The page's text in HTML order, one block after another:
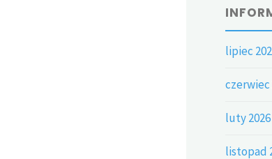
lipiec
czerwiec
luty 2026
listopad